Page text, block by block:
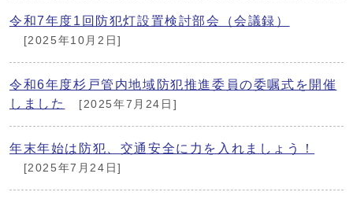
令和7年度1回防犯灯設置検討部会（会議録）
[2025年10月2日]
令和6年度杉戸管内地域防犯推進委員の委嘱式を開催
しました
[2025年7月24日]
年末年始は防犯、交通安全に力を入れましょう！
[2025年7月24日]